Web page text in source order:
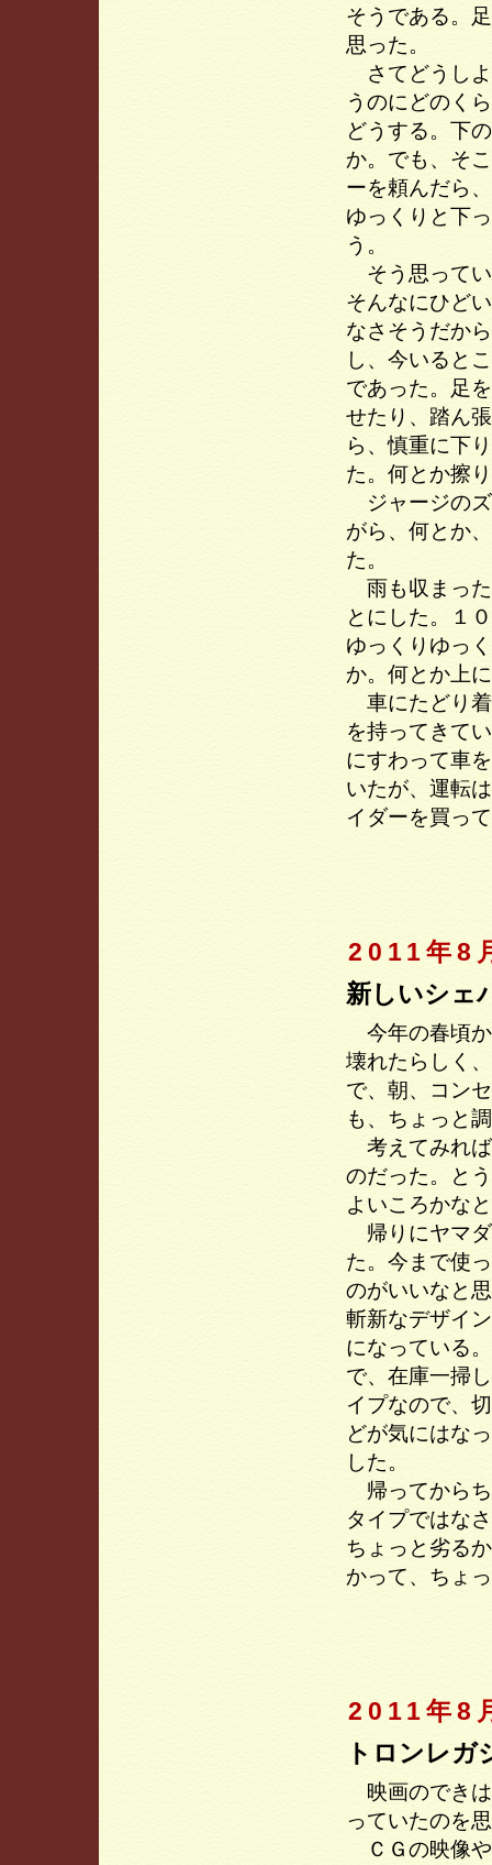
そうである。
思った。
さてどうしよ
うのにどのく
どうする。下
か。でも、そ
ーを頼んだら
ゆっくりと下
う。
そう思ってい
そんなにひど
なさそうだか
し、今いると
であった。足
せたり、踏ん
ら、慎重に下
た。何とか擦
ジャージのズ
がら、何とか
た。
雨も収まった
とにした。１
ゆっくりゆっ
か。何とか上
車にたどり着
を持ってきて
にすわって車
いたが、運転
イダーを買っ
2011年8
新しいシェ
今年の春頃か
壊れたらしく
で、朝、コン
も、ちょっと
考えてみれば
のだった。と
よいころかな
帰りにヤマダ
た。今まで使
のがいいなと
斬新なデザイ
になっている
で、在庫一掃
イプなので、
どが気にはな
した。
帰ってからち
タイプではな
ちょっと劣る
かって、ちょ
2011年8
トロンレガ
映画のできは
っていたのを
ＣＧの映像や